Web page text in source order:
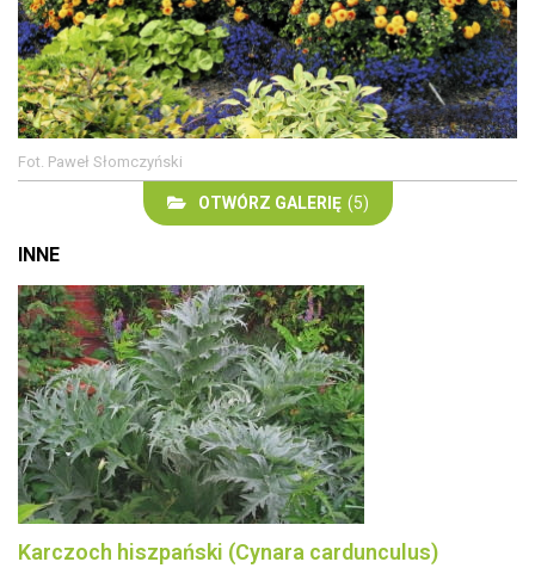
Fot. Paweł Słomczyński
OTWÓRZ GALERIĘ (5)
INNE
Karczoch hiszpański (Cynara cardunculus)